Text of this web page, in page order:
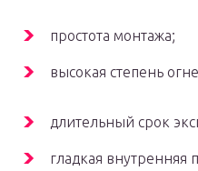
простота монтажа;
высокая степень
длительный срок
гладкая внутренняя